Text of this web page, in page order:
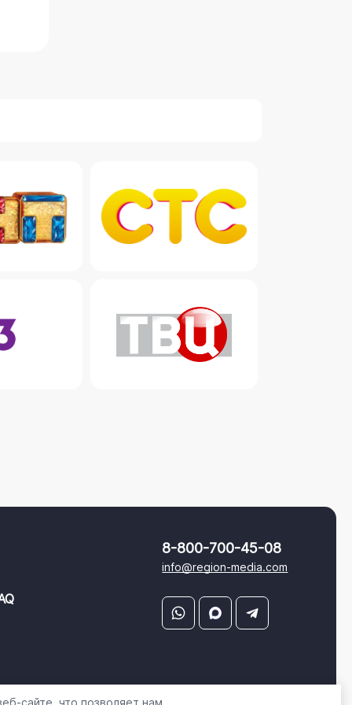
8-800-700-45-08
info@region-media.com
сайте, что позволяет нам